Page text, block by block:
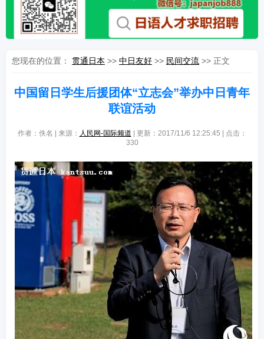
您现在的位置： 贯通日本 >> 中日友好 >> 民间交流 >> 正文
中国留日学生后援团体“立志会”举办中日青年
联谊活动
作者：佚名 | 来源： 人民网-国际频道 | 更新：2017/11/6 12:25:45 | 点击：
330